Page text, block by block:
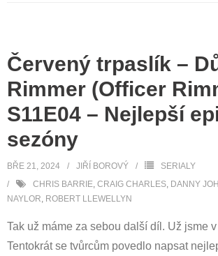
Červený trpaslík –
Rimmer (Officer
S11E04 – Nejlepší
sezóny
BŘE 21, 2024 JIŘÍ BOROVÝ
SERIALY
CHRIS BARRIE, CRAIG CHARLES, DANNY
NAYLOR, ROBERT LLEWELLYN
Tak už máme za sebou další díl. Už jsme
Tentokrát se tvůrcům povedlo napsat